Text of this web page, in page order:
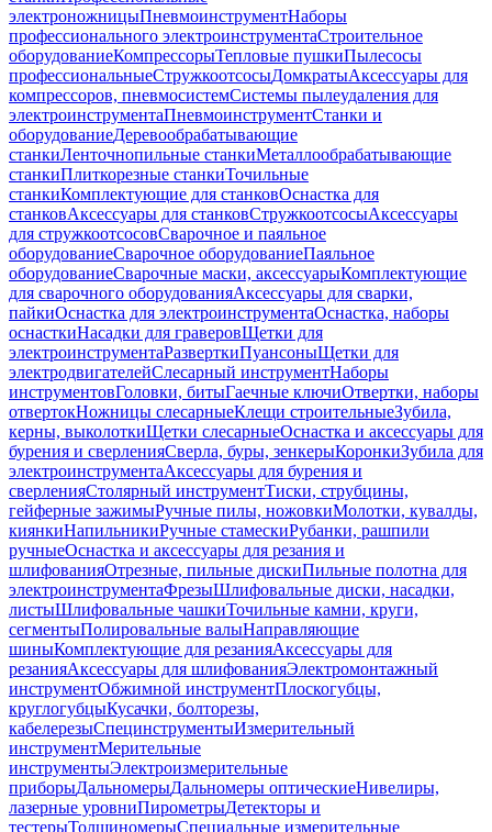
электроножницыПневмоинструментНаборы
профессионального электроинструментаСтроительное
оборудованиеКомпрессорыТепловые пушкиПылесосы
профессиональныеСтружкоотсосыДомкратыАксессуары для
компрессоров, пневмосистемСистемы пылеудаления для
электроинструментаПневмоинструментСтанки и
оборудованиеДеревообрабатывающие
станкиЛенточнопильные станкиМеталлообрабатывающие
станкиПлиткорезные станкиТочильные
станкиКомплектующие для станковОснастка для
станковАксессуары для станковСтружкоотсосыАксессуары
для стружкоотсосовСварочное и паяльное
оборудованиеСварочное оборудованиеПаяльное
оборудованиеСварочные маски, аксессуарыКомплектующие
для сварочного оборудованияАксессуары для сварки,
пайкиОснастка для электроинструментаОснастка, наборы
оснасткиНасадки для граверовЩетки для
электроинструментаРазверткиПуансоныЩетки для
электродвигателейСлесарный инструментНаборы
инструментовГоловки, битыГаечные ключиОтвертки, наборы
отвертокНожницы слесарныеКлещи строительныеЗубила,
керны, выколоткиЩетки слесарныеОснастка и аксессуары для
бурения и сверленияСверла, буры, зенкерыКоронкиЗубила для
электроинструментаАксессуары для бурения и
сверленияСтолярный инструментТиски, струбцины,
гейферные зажимыРучные пилы, ножовкиМолотки, кувалды,
киянкиНапильникиРучные стамескиРубанки, рашпили
ручныеОснастка и аксессуары для резания и
шлифованияОтрезные, пильные дискиПильные полотна для
электроинструментаФрезыШлифовальные диски, насадки,
листыШлифовальные чашкиТочильные камни, круги,
сегментыПолировальные валыНаправляющие
шиныКомплектующие для резанияАксессуары для
резанияАксессуары для шлифованияЭлектромонтажный
инструментОбжимной инструментПлоскогубцы,
круглогубцыКусачки, болторезы,
кабелерезыСпецинструментыИзмерительный
инструментМерительные
инструментыЭлектроизмерительные
приборыДальномерыДальномеры оптическиеНивелиры,
лазерные уровниПирометрыДетекторы и
тестерыТолщиномерыСпециальные измерительные